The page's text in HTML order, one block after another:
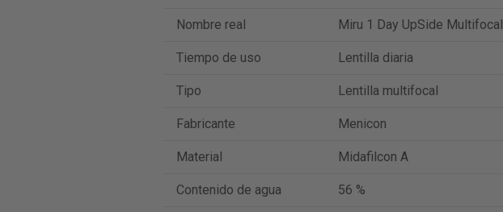
Nombre real Miru 1 Day UpSide Multifocal
Tiempo de uso Lentilla diaria
Tipo Lentilla multifocal
Fabricante Menicon
Material Midafilcon A
Contenido de agua 56 %